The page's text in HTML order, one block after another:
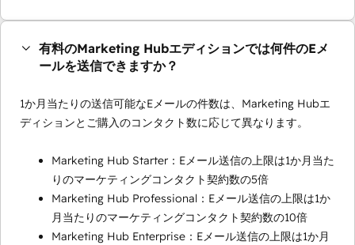
有料のMarketing Hubエディションでは何件のEメ
ールを送信できますか？
1か月当たりの送信可能なEメールの件数は、Marketing Hubエ
ディションとご購入のコンタクト数に応じて異なります。
Marketing Hub Starter：Eメール送信の上限は1か月当た
りのマーケティングコンタクト契約数の5倍
Marketing Hub Professional：Eメール送信の上限は1か
月当たりのマーケティングコンタクト契約数の10倍
Marketing Hub Enterprise：Eメール送信の上限は1か月